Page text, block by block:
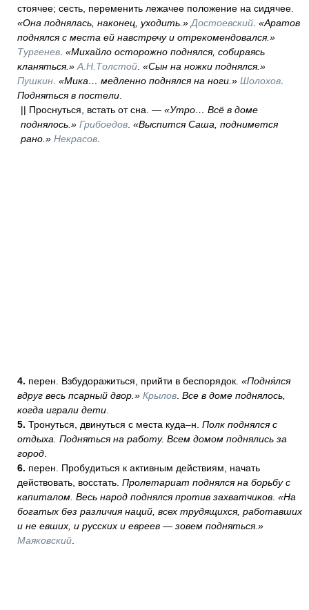
стоячее; сесть, переменить лежачее положение на сидячее.
«Она поднялась, наконец, уходить.» Достоевский «Аратов
поднялся с места ей навстречу и отрекомендовался.»
Тургенев «Михайло осторожно поднялся, собираясь
кланяться.» А.Н.Толстой «Сын на ножки поднялся.»
Пушкин «Мика… медленно поднялся на ноги.» Шолохов
Подняться в постели
|| Проснуться, встать от сна. — «Утро… Всё в доме
поднялось.» Грибоедов «Выспится Саша, поднимется
рано.» Некрасов
4. перен. Взбудоражиться, прийти в беспорядок. «Подня́лся
вдруг весь псарный двор.» Крылов Все в доме поднялось,
когда играли дети
5. Тронуться, двинуться с места куда–н. Полк поднялся с
отдыха. Подняться на работу. Всем домом поднялись за
город
6. перен. Пробудиться к активным действиям, начать
действовать, восстать. Пролетариат поднялся на борьбу с
капиталом. Весь народ поднялся против захватчиков «На
богатых без различия наций, всех трудящихся, работавших
и не евших, и русских и евреев — зовем подняться.»
Маяковский